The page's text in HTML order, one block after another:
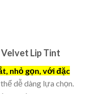
Velvet Lip Tint
nhỏ gọn, với đặc
thể dễ dàng lựa chọn.